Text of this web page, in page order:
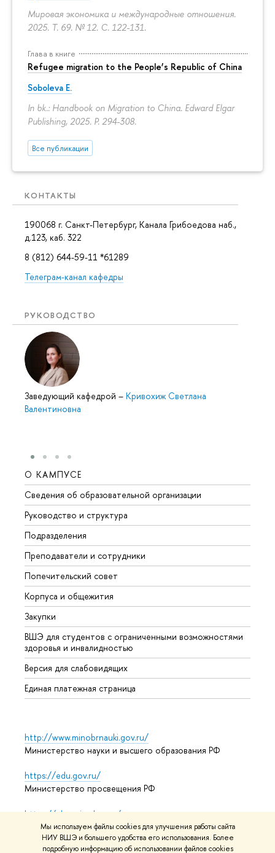
Мы используем файлы cookies для улучшения работы сайта
НИУ ВШЭ и большего удобства его использования. Более
подробную информацию об использовании файлов cookies
Мировая экономика и международные отношения.
2025. Т. 69. № 12. С. 122-131.
Глава в книге
Refugee migration to the People’s Republic of China
Soboleva E.
In bk.: Handbook on Migration to China. Edward Elgar
Publishing, 2025. P. 294-308.
Все публикации
КОНТАКТЫ
190068 г. Санкт-Петербург, Канала Грибоедова наб.,
д.123, каб. 322
8 (812) 644-59-11 *61289
Телеграм-канал кафедры
РУКОВОДСТВО
Заведующий кафедрой – Кривохиж Светлана
Валентиновна
О КАМПУСЕ
Сведения об образовательной организации
Руководство и структура
Подразделения
Преподаватели и сотрудники
Попечительский совет
Корпуса и общежития
Закупки
ВШЭ для студентов с ограниченными возможностями
здоровья и инвалидностью
Версия для слабовидящих
Единая платежная страница
http://www.minobrnauki.gov.ru/
Министерство науки и высшего образования РФ
https://edu.gov.ru/
Министерство просвещения РФ
https://elearning.hse.ru/mooc
Массовые открытые онлайн-курсы